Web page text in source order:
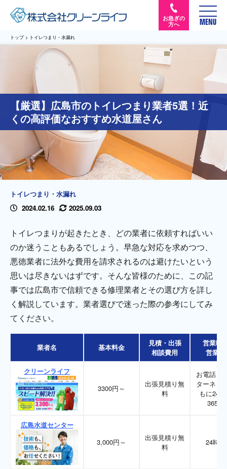
お急ぎの
方へ
MENU
トップ > トイレつまり・水漏れ
【厳選】広島市のトイレつまり業者5選！近
くの高評価なおすすめ水道屋さん
トイレつまり・水漏れ
2024.02.16
2025.09.03
トイレつまりが起きたとき、どの業者に依頼すればいい
のか迷うこともあるでしょう。早急な対応を求めつつ、
悪徳業者に法外な費用を請求されるのは避けたいという
思いは尽きないはずです。そんな皆様のために、この記
事では広島市で信頼できる修理業者とその選び方を詳し
く解説しています。業者選びで迷った際の参考にしてみ
てください。
業者名 基本料金
見積・出張
相談費用
営業時
営業日
クリーンライフ
3300円～
出張見積り無
料
お電話、
ターネッ
もに24
365日
広島水道センター
3,000円～
出張見積り無
料
24時間